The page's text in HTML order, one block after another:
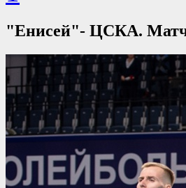
"Енисей"- ЦСКА. Матчи